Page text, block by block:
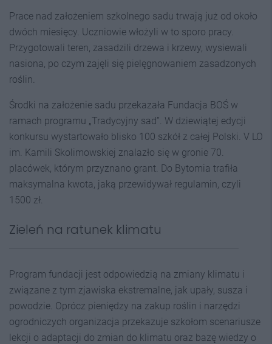
Prace nad założeniem szkolnego sadu trwają już od około
dwóch miesięcy. Uczniowie włożyli w to sporo pracy.
Przygotowali teren, zasadzili drzewa i krzewy, wysiewali
nasiona, po czym zajęli się pielęgnowaniem zasadzonych
roślin.
Środki na założenie sadu przekazała Fundacja BOŚ w
ramach programu „Tradycyjny sad”. W dziewiątej edycji
konkursu wystartowało blisko 100 szkół z całej Polski. V LO
im. Kamili Skolimowskiej znalazło się w gronie 70.
placówek, którym przyznano grant. Do Bytomia trafiła
maksymalna kwota, jaką przewidywał regulamin, czyli
1500 zł.
Zieleń na ratunek klimatu
Program fundacji jest odpowiedzią na zmiany klimatu i
związane z tym zjawiska ekstremalne, jak upały, susza i
powodzie. Oprócz pieniędzy na zakup roślin i narzędzi
ogrodniczych organizacja przekazuje szkołom scenariusze
lekcji o adaptacji do zmian do klimatu oraz bazę wiedzy o